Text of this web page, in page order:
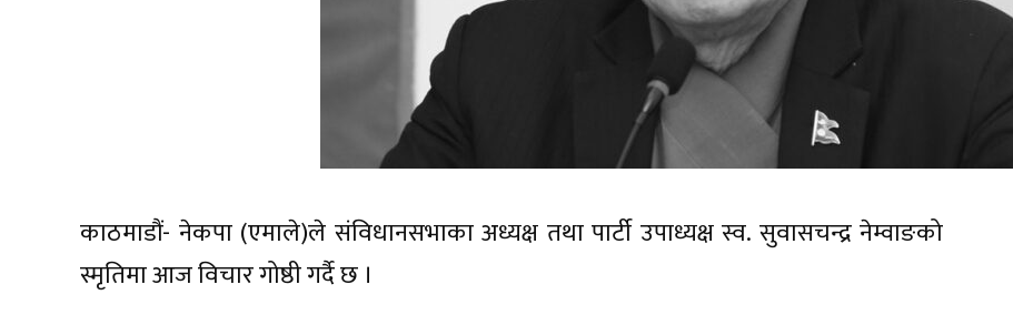
काठमाडौं- नेकपा (एमाले)ले संविधानसभाका अध्यक्ष तथा पार्टी उपाध्यक्ष स्व. सुवासचन्द्र नेम्वाङको
स्मृतिमा आज विचार गोष्ठी गर्दै छ ।